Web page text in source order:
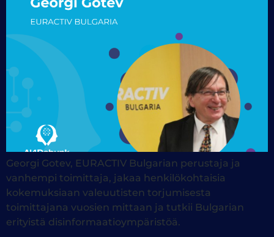
Georgi Gotev, EURACTIV Bulgarian perustaja ja
vanhempi toimittaja, jakaa henkilökohtaisia
kokemuksiaan valeuutisten torjumisesta
toimittajana vuosien mittaan ja tutkii Bulgarian
erityistä disinformaatioympäristöä.